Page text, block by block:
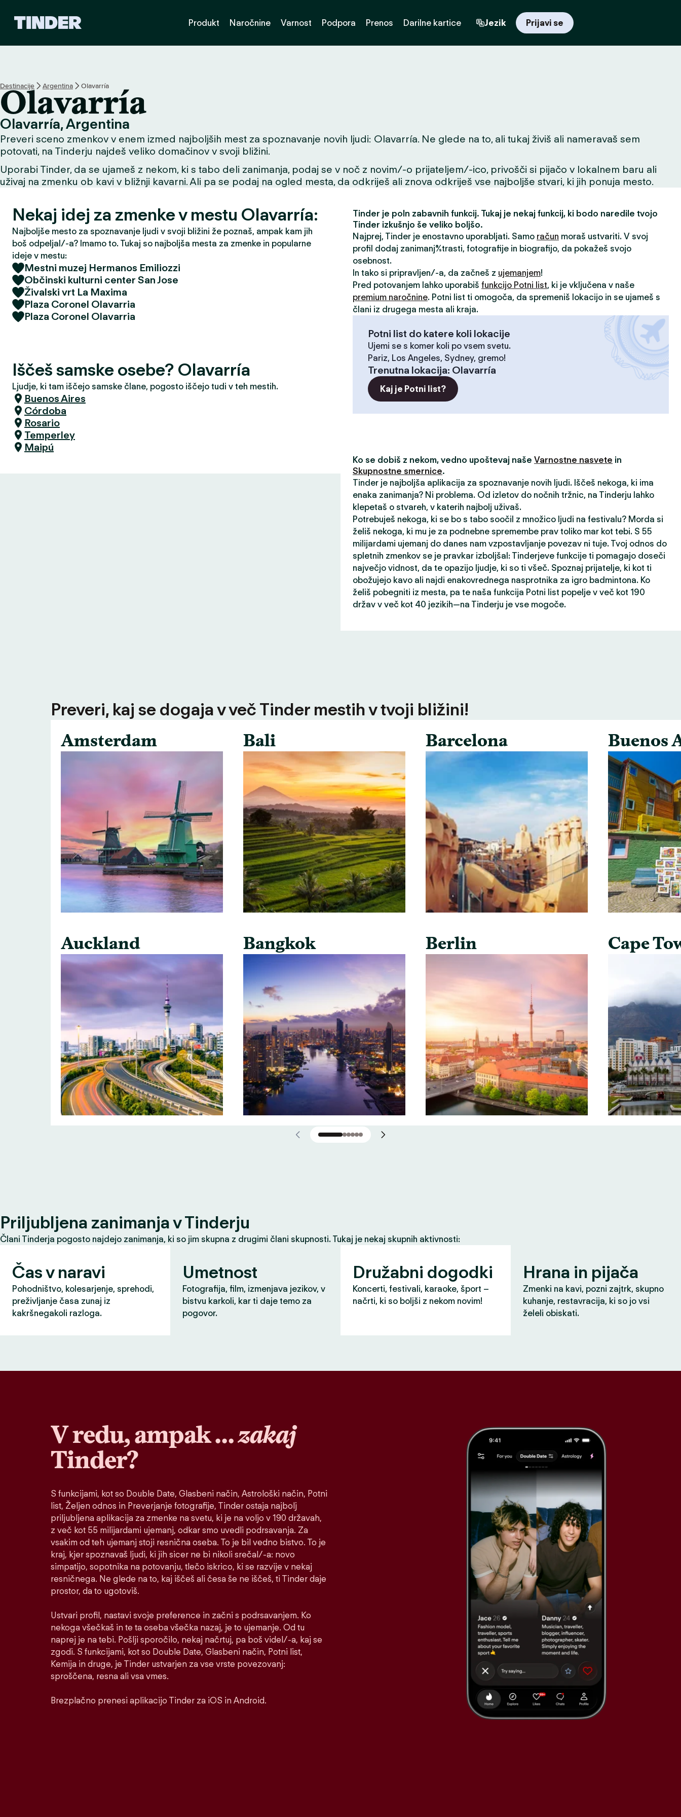
:
D
o
v
Produkt Naročnine Varnost Podpora Prenos Darilne kartice Jezik Prijavi se
Destinacije Argentina Olavarría
Olavarría
Olavarría, Argentina
Preveri sceno zmenkov v enem izmed najboljših mest za spoznavanje novih ljudi: Olavarría. Ne glede na to, ali tukaj živiš ali nameravaš sem
potovati, na Tinderju najdeš veliko domačinov v svoji bližini.
Uporabi Tinder, da se ujameš z nekom, ki s tabo deli zanimanja, podaj se v noč z novim/-o prijateljem/-ico, privošči si pijačo v lokalnem baru ali
uživaj na zmenku ob kavi v bližnji kavarni. Ali pa se podaj na ogled mesta, da odkriješ ali znova odkriješ vse najboljše stvari, ki jih ponuja mesto.
Nekaj idej za zmenke v mestu Olavarría:
Najboljše mesto za spoznavanje ljudi v svoji bližini že poznaš, ampak kam jih
boš odpeljal/-a? Imamo to. Tukaj so najboljša mesta za zmenke in popularne
ideje v mestu:
Mestni muzej Hermanos Emiliozzi
Občinski kulturni center San Jose
Živalski vrt La Maxima
Plaza Coronel Olavarria
Plaza Coronel Olavarria
Iščeš samske osebe? Olavarría
Ljudje, ki tam iščejo samske člane, pogosto iščejo tudi v teh mestih.
Buenos Aires
Córdoba
Rosario
Temperley
Maipú
Tinder je poln zabavnih funkcij. Tukaj je nekaj funkcij, ki bodo naredile tvojo
Tinder izkušnjo še veliko boljšo.
Najprej, Tinder je enostavno uporabljati. Samo račun moraš ustvariti. V svoj
profil dodaj zanimanja/strasti, fotografije in biografijo, da pokažeš svojo
osebnost.
In tako si pripravljen/-a, da začneš z ujemanjem!
Pred potovanjem lahko uporabiš funkcijo Potni list, ki je vključena v naše
premium naročnine. Potni list ti omogoča, da spremeniš lokacijo in se ujameš s
člani iz drugega mesta ali kraja.
Potni list do katere koli lokacije
Ujemi se s komer koli po vsem svetu.
Pariz, Los Angeles, Sydney, gremo!
Trenutna lokacija: Olavarría
Kaj je Potni list?
Ko se dobiš z nekom, vedno upoštevaj naše Varnostne nasvete in
Skupnostne smernice.
Tinder je najboljša aplikacija za spoznavanje novih ljudi. Iščeš nekoga, ki ima
enaka zanimanja? Ni problema. Od izletov do nočnih tržnic, na Tinderju lahko
klepetaš o stvareh, v katerih najbolj uživaš.
Potrebuješ nekoga, ki se bo s tabo soočil z množico ljudi na festivalu? Morda si
želiš nekoga, ki mu je za podnebne spremembe prav toliko mar kot tebi. S 55
milijardami ujemanj do danes nam vzpostavljanje povezav ni tuje. Tvoj odnos do
spletnih zmenkov se je pravkar izboljšal: Tinderjeve funkcije ti pomagajo doseči
največjo vidnost, da te opazijo ljudje, ki so ti všeč. Spoznaj prijatelje, ki kot ti
obožujejo kavo ali najdi enakovrednega nasprotnika za igro badmintona. Ko
želiš pobegniti iz mesta, pa te naša funkcija Potni list popelje v več kot 190
držav v več kot 40 jezikih—na Tinderju je vse mogoče.
Preveri, kaj se dogaja v več Tinder mestih v tvoji bližini!
Amsterdam
Auckland
Bali
Bangkok
Barcelona
Berlin
Buenos
Cape
Priljubljena zanimanja v Tinderju
Člani Tinderja pogosto najdejo zanimanja, ki so jim skupna z drugimi člani skupnosti. Tukaj je nekaj skupnih aktivnosti:
Čas v naravi
Pohodništvo, kolesarjenje, sprehodi,
preživljanje časa zunaj iz
kakršnegakoli razloga.
Umetnost
Fotografija, film, izmenjava jezikov, v
bistvu karkoli, kar ti daje temo za
pogovor.
Družabni dogodki
Koncerti, festivali, karaoke, šport –
načrti, ki so boljši z nekom novim!
Hrana in pijača
Zmenki na kavi, pozni zajtrk, skupno
kuhanje, restavracija, ki so jo vsi
želeli obiskati.
V redu, ampak …zakaj
Tinder?
S funkcijami, kot so Double Date, Glasbeni način, Astrološki način, Potni
list, Željen odnos in Preverjanje fotografije, Tinder ostaja najbolj
priljubljena aplikacija za zmenke na svetu, ki je na voljo v 190 državah,
z več kot 55 milijardami ujemanj, odkar smo uvedli podrsavanja. Za
vsakim od teh ujemanj stoji resnična oseba. To je bil vedno bistvo. To je
kraj, kjer spoznavaš ljudi, ki jih sicer ne bi nikoli srečal/-a: novo
simpatijo, sopotnika na potovanju, tlečo iskrico, ki se razvije v nekaj
resničnega. Ne glede na to, kaj iščeš ali česa še ne iščeš, ti Tinder daje
prostor, da to ugotoviš.
Ustvari profil, nastavi svoje preference in začni s podrsavanjem. Ko
nekoga všečkaš in te ta oseba všečka nazaj, je to ujemanje. Od tu
naprej je na tebi. Pošlji sporočilo, nekaj načrtuj, pa boš videl/-a, kaj se
zgodi. S funkcijami, kot so Double Date, Glasbeni način, Potni list,
Kemija in druge, je Tinder ustvarjen za vse vrste povezovanj:
sproščena, resna ali vsa vmes.
Brezplačno prenesi aplikacijo Tinder za iOS in Android.